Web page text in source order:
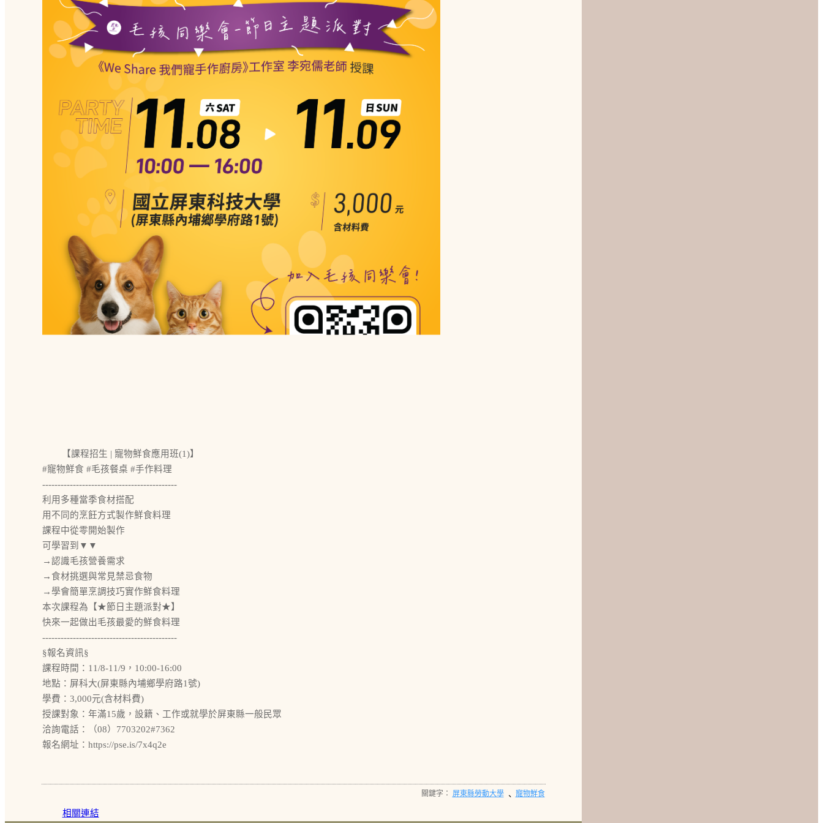
【課程招生 | 寵物鮮食應用班(1)】
#寵物鮮食 #毛孩餐桌 #手作料理
--------------------------------------------
利用多種當季食材搭配
用不同的烹飪方式製作鮮食料理
課程中從零開始製作
可學習到▼▼
→認識毛孩營養需求
→食材挑選與常見禁忌食物
→學會簡單烹調技巧實作鮮食料理
本次課程為【★節日主題派對★】
快來一起做出毛孩最愛的鮮食料理
--------------------------------------------
§報名資訊§
課程時間：11/8-11/9，10:00-16:00
地點：屏科大(屏東縣內埔鄉學府路1號)
學費：3,000元(含材料費)
授課對象：年滿15歲，設籍、工作或就學於屏東縣一般民眾
洽詢電話：（08）7703202#7362
報名網址：https://pse.is/7x4q2e
相關連結
關鍵字： 屏東縣勞動大學 、 寵物鮮食